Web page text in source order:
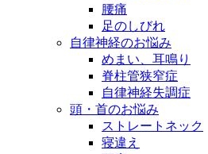
腰痛
足のしびれ
自律神経のお悩み
めまい、耳鳴り
脊柱管狭窄症
自律神経失調症
頭・首のお悩み
ストレートネック
寝違え